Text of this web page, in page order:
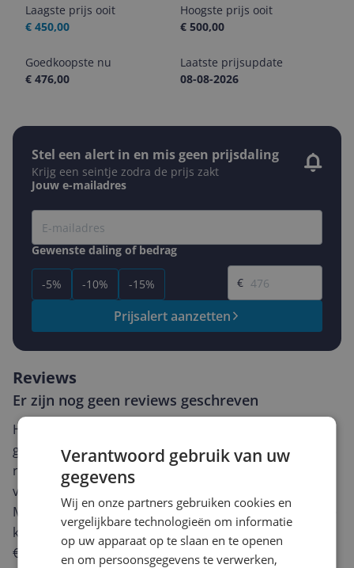
Laagste prijs ooit
€ 450,00
Hoogste prijs ooit
€ 500,00
Goedkoopste nu
€ 476,00
Laatste prijsupdate
08-08-2026
Stel een alert in en mis geen prijsdaling
Krijg een seintje zodra de prijs zakt
Jouw e-mailadres
Gewenste daling of bedrag
-5% -10% -15%
Gewenste prijs
€
Prijsalert aanzetten
Reviews
Er zijn nog geen reviews geschreven
Heb jij dit product in bezit en wil je graag je mening
geven? Start dan hieronder met het schrijven van je
review. Afhankelijk van de details duurt het schrijven
van een review gemiddeld tussen de 3 en 10 minuten.
Met jouw mening help je andere bezoekers een betere
keuze te maken én maak je iedere maand kans op
€250,-!
Klik hier voor de actievoorwaarden.
Verantwoord gebruik van uw
gegevens
Wij en onze partners gebruiken cookies en
vergelijkbare technologieën om informatie
op uw apparaat op te slaan en te openen
en om persoonsgegevens te verwerken,